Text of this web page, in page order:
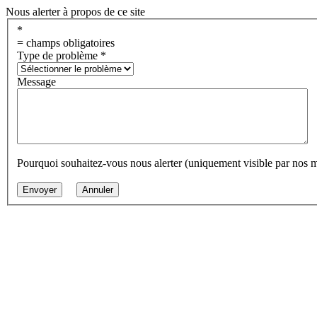
Nous alerter à propos de ce site
*
= champs obligatoires
Type de problème *
Message
Pourquoi souhaitez-vous nous alerter (uniquement visible par nos